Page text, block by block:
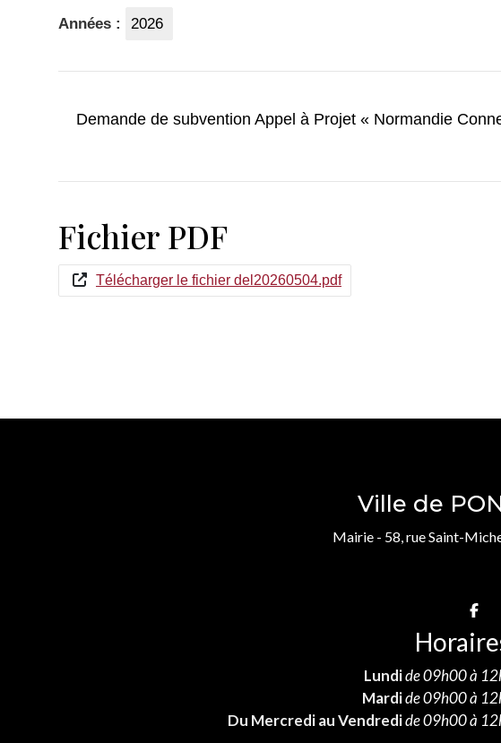
Années : 2026
Demande de subvention Appel à Projet « Normandie
Fichier PDF
Télécharger le fichier del20260504.pdf
Ville de
Mairie - 58, rue Saint-
Lundide 09h00 à
Mardide 09h00 à
Du Mercredi au Vendredide 09h00 à